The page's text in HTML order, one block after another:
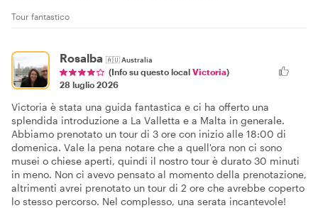
Tour fantastico
Rosalba 🇦🇺Australia
(Info su questo local Victoria)
28 luglio 2026
Victoria è stata una guida fantastica e ci ha offerto una
splendida introduzione a La Valletta e a Malta in generale.
Abbiamo prenotato un tour di 3 ore con inizio alle 18:00 di
domenica. Vale la pena notare che a quell'ora non ci sono
musei o chiese aperti, quindi il nostro tour è durato 30 minuti
in meno. Non ci avevo pensato al momento della prenotazione,
altrimenti avrei prenotato un tour di 2 ore che avrebbe coperto
lo stesso percorso. Nel complesso, una serata incantevole!